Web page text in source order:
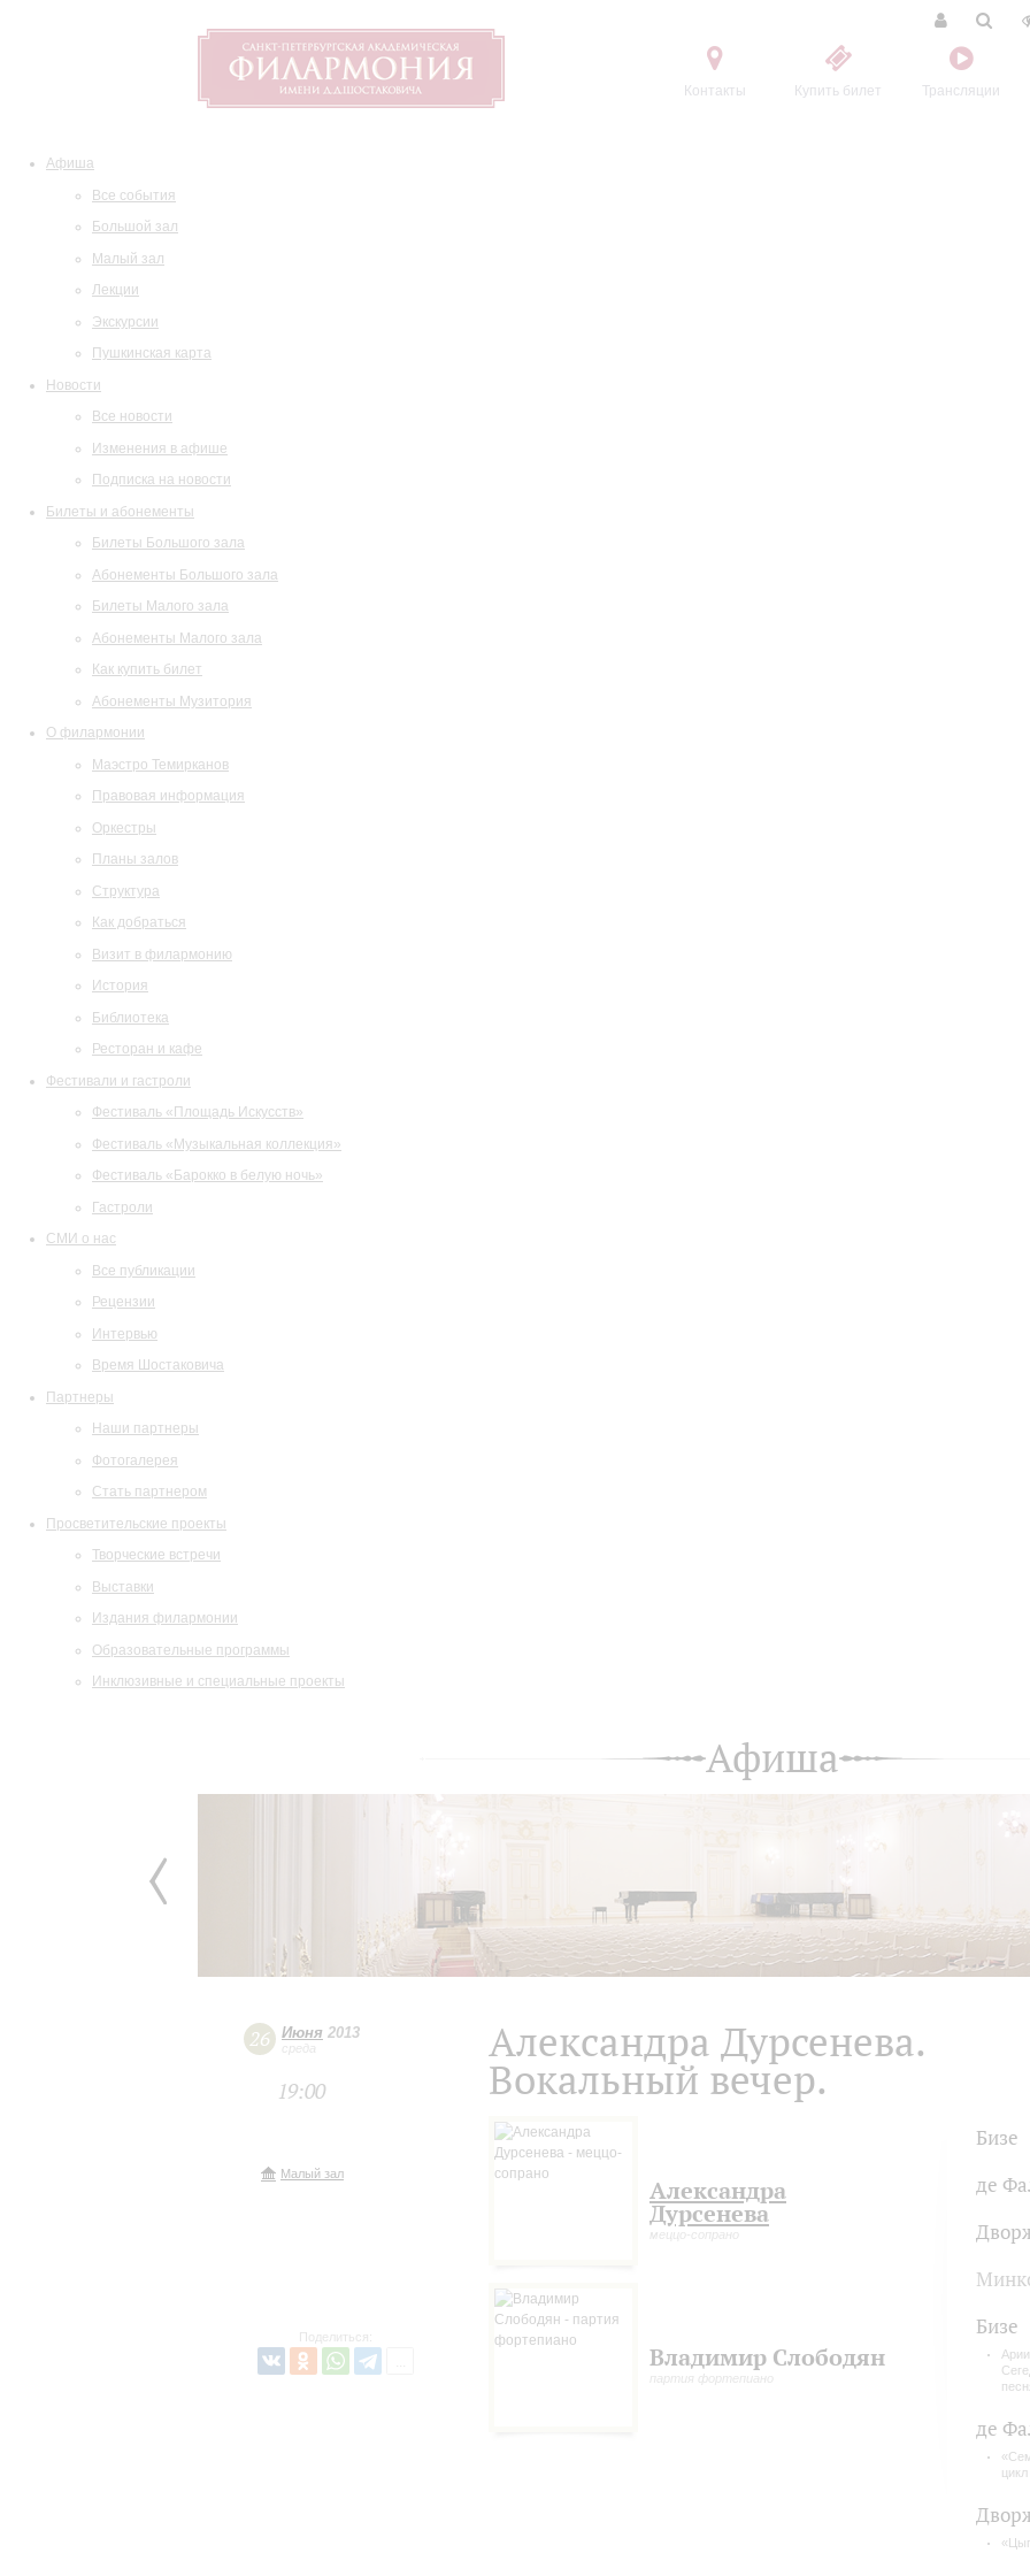
Контакты Купить билет Трансляции
Афиша
Все события
Большой зал
Малый зал
Лекции
Экскурсии
Пушкинская карта
Новости
Все новости
Изменения в афише
Подписка на новости
Билеты и абонементы
Билеты Большого зала
Абонементы Большого зала
Билеты Малого зала
Абонементы Малого зала
Как купить билет
Абонементы Музитория
О филармонии
Маэстро Темирканов
Правовая информация
Оркестры
Планы залов
Структура
Как добраться
Визит в филармонию
История
Библиотека
Ресторан и кафе
Фестивали и гастроли
Фестиваль «Площадь Искусств»
Фестиваль «Музыкальная коллекция»
Фестиваль «Барокко в белую ночь»
Гастроли
СМИ о нас
Все публикации
Рецензии
Интервью
Время Шостаковича
Партнеры
Наши партнеры
Фотогалерея
Стать партнером
Просветительские проекты
Творческие встречи
Выставки
Издания филармонии
Образовательные программы
Инклюзивные и специальные проекты
Афиша
26 Июня 2013
среда
19:00
Малый зал
Поделиться:
Александра Дурсенева.
Вокальный вечер.
Александра
Дурсенева
меццо-сопрано
Владимир Слободян
партия фортепиано
Бизе
де
Бизе
де
цикл